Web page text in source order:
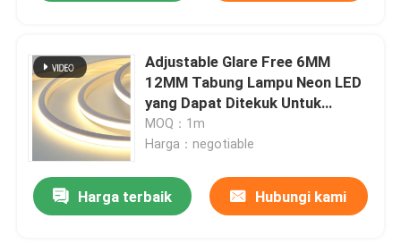
Adjustable Glare Free 6MM
12MM Tabung Lampu Neon LED
yang Dapat Ditekuk Untuk
Dekorasi Interior
MOQ：1m
Harga：negotiable
Harga terbaik Hubungi kami